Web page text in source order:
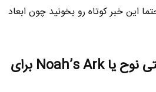
خبر کوتاه رو بخونید چون ابعاد
علت انتخاب نام کشتی نوح یا Noah’s Ark برای